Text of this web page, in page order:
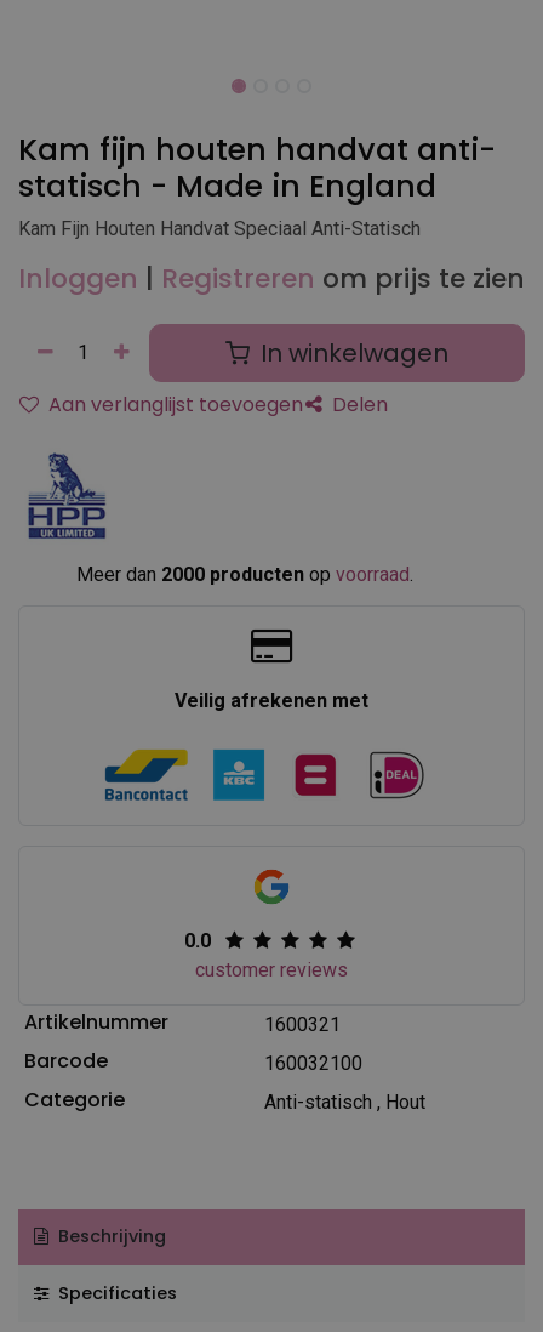
Kam fijn houten handvat anti-
statisch - Made in England
Kam Fijn Houten Handvat Speciaal Anti-Statisch
Inloggen | Registreren om prijs te zien
In winkelwagen
Aan verlanglijst toevoegen Delen
Meer dan 2000 producten op voorraad.​
Veilig afrekenen met
0.0
customer reviews
Artikelnummer 1600321
Barcode 160032100
Categorie Anti-statisch , Hout
Beschrijving
Specificaties